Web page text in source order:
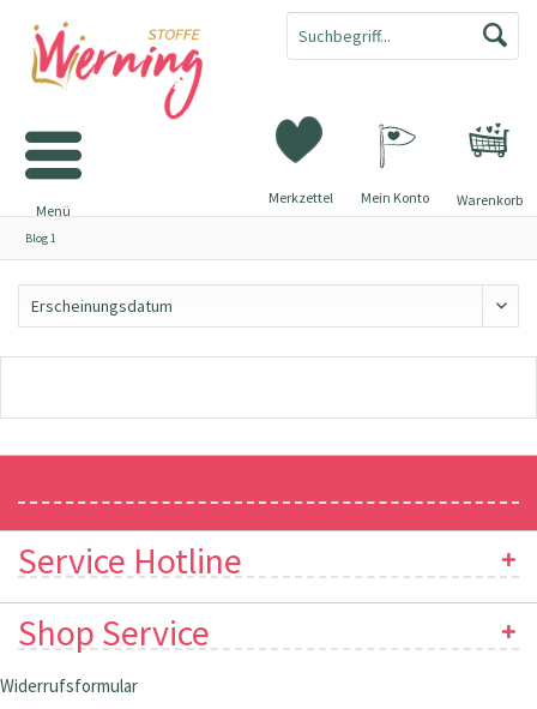
Warenkorb
Merkzettel Mein Konto
Menü
Blog 1
Service Hotline
Shop Service
Widerrufsformular